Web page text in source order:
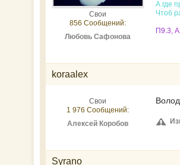
Свои
856 Сообщений:
Любовь Сафонова
А где
Чтоб
П9.3,
koraalex
Свои
1 976 Сообщений:
Алексей Коробов
Syrano